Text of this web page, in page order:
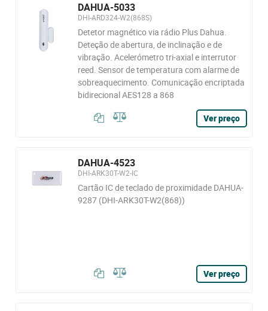
DAHUA-5033
DHI-ARD324-W2(868S)
Detetor magnético via rádio Plus Dahua.
Deteção de abertura, de inclinação e de
vibração. Acelerómetro tri-axial e interrutor
reed. Sensor de temperatura com alarme de
sobreaquecimento. Comunicação encriptada
bidirecional AES128 a 868
Ver preço
DAHUA-4523
DHI-ARK30T-W2-IC
Cartão IC de teclado de proximidade DAHUA-
9287 (DHI-ARK30T-W2(868))
Ver preço